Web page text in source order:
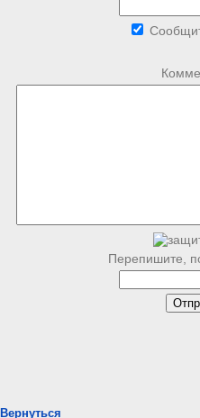
Перепишите,
Вернуться